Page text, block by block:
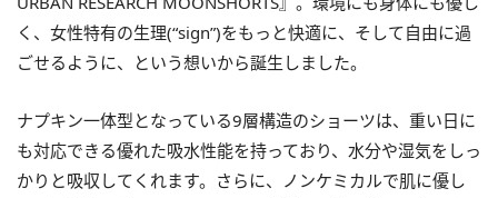
く、女性特有の生理(“sign”)をもっと快適に、そして自由に過
ごせるように、という想いから誕生しました。
ナプキン一体型となっている9層構造のショーツは、重い日に
も対応できる優れた吸水性能を持っており、水分や湿気をしっ
かりと吸収してくれます。さらに、ノンケミカルで肌に優し